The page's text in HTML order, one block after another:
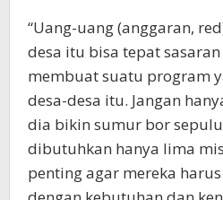
“Uang-uang (anggaran,
desa itu bisa tepat
membuat suatu program
desa-desa itu. Jangan
dia bikin sumur bor
dibutuhkan hanya lima
penting agar mereka